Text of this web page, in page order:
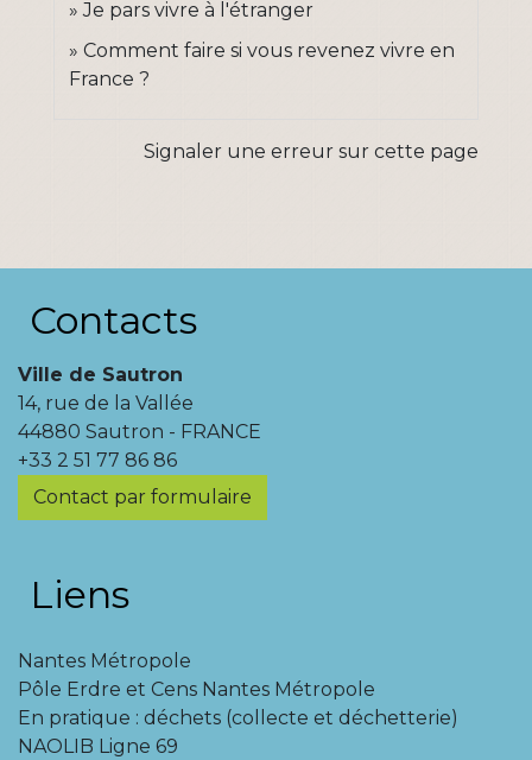
Je pars vivre à l'étranger
Comment faire si vous revenez vivre en
France ?
Signaler une erreur sur cette page
Contacts
Ville de Sautron
14, rue de la Vallée
44880 Sautron - FRANCE
+33 2 51 77 86 86
Contact par formulaire
Liens
Nantes Métropole
Pôle Erdre et Cens Nantes Métropole
En pratique : déchets (collecte et déchetterie)
NAOLIB Ligne 69